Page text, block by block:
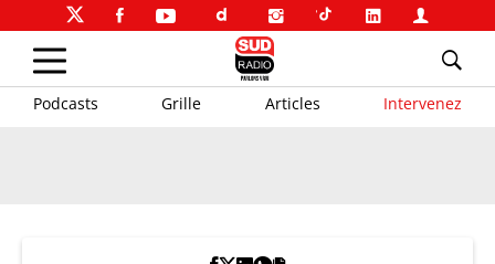
Podcasts Grille Articles Intervenez